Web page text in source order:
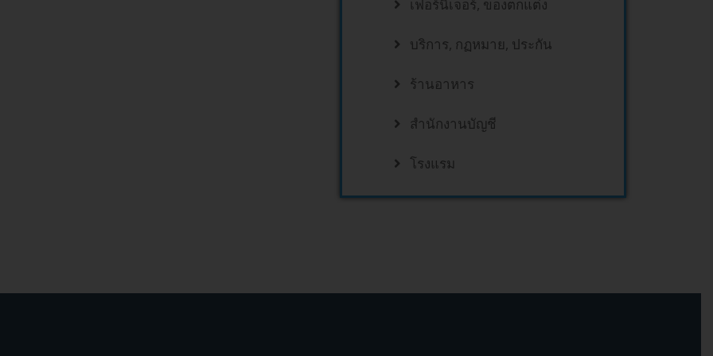
เฟอร์นิเจอร์, ของตกแต่ง
บริการ, กฏหมาย, ประกัน
ร้านอาหาร
สำนักงานบัญชี
โรงแรม